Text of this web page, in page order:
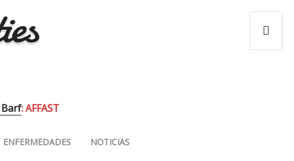
: AFFAST
ENFERMEDADES NOTICIAS